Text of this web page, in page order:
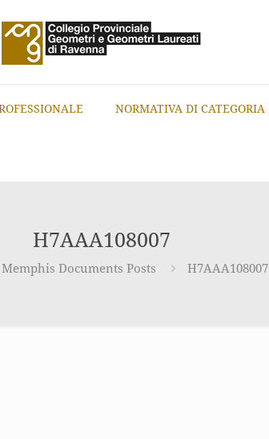
NORMATIVA DI CATEGORIA
H7AAA108007
Memphis Documents Posts H7AAA108007